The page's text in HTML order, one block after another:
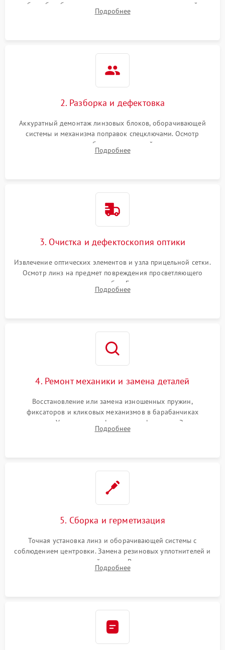
Поломка системы защиты
1000 ₽
работы барабанчиков ввода поправок, кольца отстройки
параллакса и зума. Выявление сколов, внутренних
Подробнее
2. Разборка и дефектовка
Аккуратный демонтаж линзовых блоков, оборачивающей
системы и механизма поправок спецключами. Осмотр
внутренних резьбовых соединений, пружин и
уплотнительных колец. Поиск причин люфта, смещения
Подробнее
3. Очистка и дефектоскопия оптики
Извлечение оптических элементов и узла прицельной сетки.
Осмотр линз на предмет повреждения просветляющего
покрытия или появления грибка. Бережная очистка стекол
спецрастворами. Проверка целостности гравированной
Подробнее
4. Ремонт механики и замена деталей
Восстановление или замена изношенных пружин,
фиксаторов и кликовых механизмов в барабанчиках
поправок. Устранение люфтов в трансфокаторе. Замена
поврежденных линз, разбитой сетки или восстановление
Подробнее
5. Сборка и герметизация
Точная установка линз и оборачивающей системы с
соблюдением центровки. Замена резиновых уплотнителей и
нанесение влагозащитной смазки. Вакуумирование корпуса
и заполнение его осушенным азотом или аргоном для
Подробнее